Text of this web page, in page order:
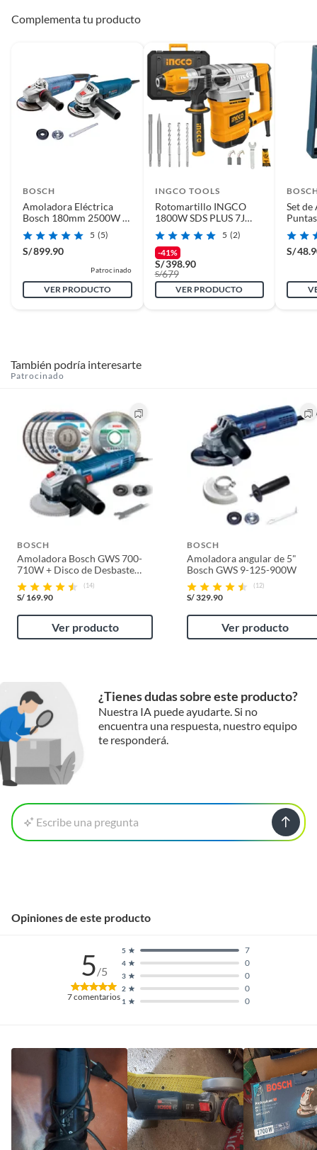
Complementa tu producto
BOSCH
Amoladora Eléctrica
Bosch 180mm 2500W +
Amoladora Bosch Gws
850
5 (5)
S/899.90
Patrocinado
VER PRODUCTO
INGCO TOOLS
Rotomartillo INGCO
1800W SDS PLUS 7J
RH18008
5 (2)
-41%
S/398.90
S/679
VER PRODUCTO
Set de
Line
S/
También podría interesarte
Patrocinado
BOSCH
Amoladora Bosch GWS 700-
710W + Disco de Desbaste
Bosch Expert for Metal +
Disco diamantado
(14)
S/ 169.90
Ver producto
BOSCH
Amoladora angular de 5"
Bosch GWS 9-125-900W
(12)
S/329.90
Ver producto
¿Tienes dudas sobre este producto?
Nuestra IA puede ayudarte. Si no
encuentra una respuesta, nuestro equipo
te responderá.
Escribe una pregunta
Opiniones de este producto
5/5
7comentarios 1 0
2 0
3 0
4 0
5 7